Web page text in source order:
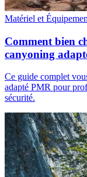
Matériel et
Comment bien
canyoning
Ce guide complet
adapté PMR pour
sécurité.